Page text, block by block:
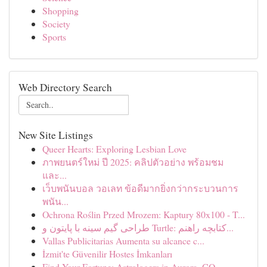
Shopping
Society
Sports
Web Directory Search
New Site Listings
Queer Hearts: Exploring Lesbian Love
ภาพยนตร์ใหม่ ปี 2025: คลิปตัวอย่าง พร้อมชม
และ...
เว็บพนันบอล วอเลท ข้อดีมากยิ่งกว่ากระบวนการ
พนัน...
Ochrona Roślin Przed Mrozem: Kaptury 80x100 - T...
طراحی گیم سینه با پایتون و Turtle: کتابچه راهنم...
Vallas Publicitarias Aumenta su alcance c...
İzmit'te Güvenilir Hostes İmkanları